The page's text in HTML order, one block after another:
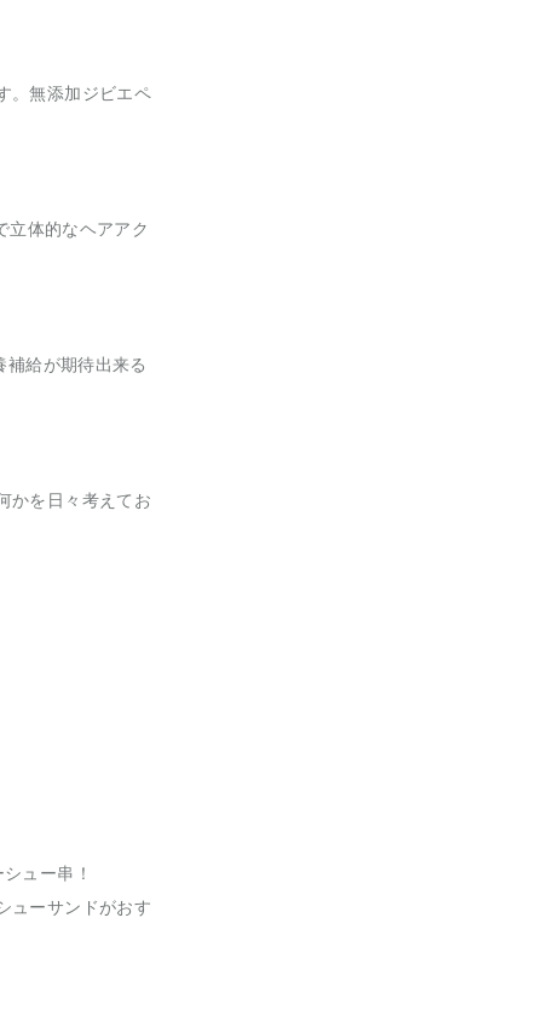
。無添加ジビエペ
立体的なヘアアク
給が期待出来る
かを日々考えてお
ュー串！
ューサンドがおす